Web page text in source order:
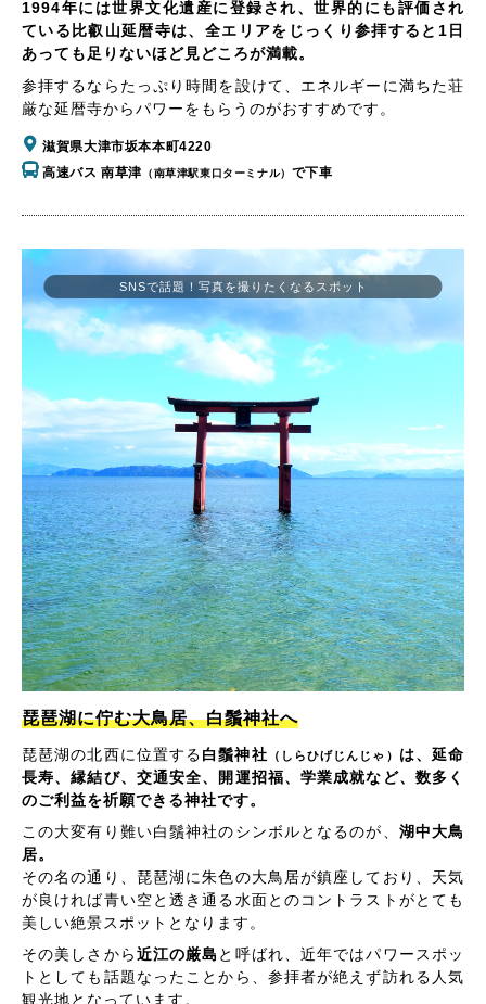
1994年には世界文化遺産に登録され、世界的にも評価され
ている比叡山延暦寺は、全エリアをじっくり参拝すると1日
あっても足りないほど見どころが満載。
参拝するならたっぷり時間を設けて、エネルギーに満ちた荘
厳な延暦寺からパワーをもらうのがおすすめです。
滋賀県大津市坂本本町4220
高速バス 南草津 （南草津駅東口ターミナル） で下車
琵琶湖に佇む大鳥居、白鬚神社へ
琵琶湖の北西に位置する白鬚神社 （しらひげじんじゃ）
は、延命
長寿、縁結び、交通安全、開運招福、学業成就など、数多く
のご利益を祈願できる神社です。
この大変有り難い白鬚神社のシンボルとなるのが、 湖中大鳥
居。
その名の通り、琵琶湖に朱色の大鳥居が鎮座しており、天気
が良ければ青い空と透き通る水面とのコントラストがとても
美しい絶景スポットとなります。
その美しさから近江の厳島 と呼ばれ、近年ではパワースポッ
トとしても話題なったことから、参拝者が絶えず訪れる人気
観光地となっています。
SNSで話題！写真を撮りたくなるスポット